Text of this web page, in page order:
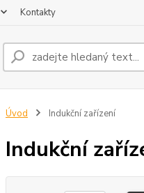
Kontakty
Úvod Indukční zařízení
Indukční